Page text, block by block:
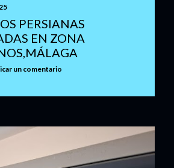
PERSIANAS
EN ZONA
un comentario